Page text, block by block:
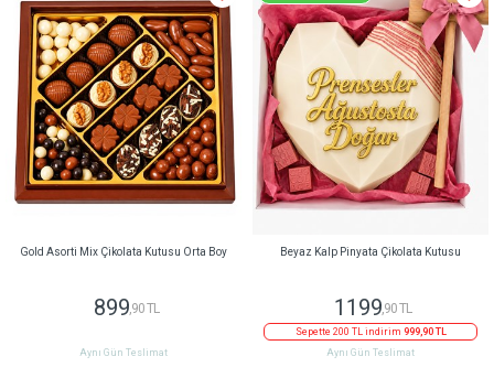
Gold Asorti Mix Çikolata Kutusu Orta Boy
899,90 TL
Aynı Gün Teslimat
Beyaz Kalp Pinyata Çikolata Kutusu
1199 ,90 TL
Sepette 200 TL indirim 999,90 TL
Aynı Gün Teslimat